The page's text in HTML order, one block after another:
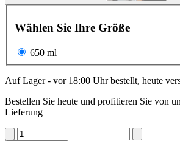
Wählen Sie Ihre Größe
650 ml
Auf Lager - vor 18:00 Uhr bestellt, heute
Bestellen Sie heute und profitieren Sie von
Lieferung